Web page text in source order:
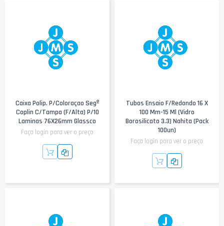
Caixa Polip. P/coloraçao Segº
Coplin C/tampa (f/alta) P/10
Laminas 76X26mm Glassco
Faça login para ver o preço
Tubos Ensaio F/Redondo 16 X
100 Mm-15 Ml (vidro
Borosilicato 3.3) Nahita (Pack
100un)
Faça login para ver o preço